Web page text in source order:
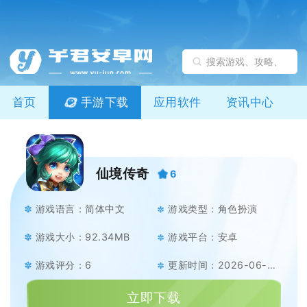
首页 手游下载 应用软件 资讯中心
仙境传奇 6
游戏语言：简体中文 游戏类型：角色扮演
游戏大小：92.34MB 游戏平台：安卓
游戏评分：6 更新时间：2026-06-03
立即下载